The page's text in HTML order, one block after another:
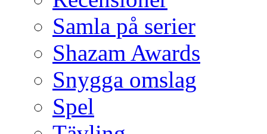
Samla på serier
Shazam Awards
Snygga omslag
Spel